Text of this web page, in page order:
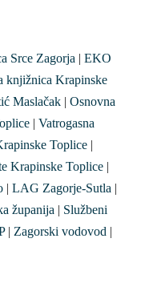
Srce Zagorja | EKO
knjižnica Krapinske
Maslačak | Osnovna
| Vatrogasna
Toplice |
Krapinske Toplice |
| LAG Zagorje-Sutla |
županija | Službeni
| Zagorski vodovod |